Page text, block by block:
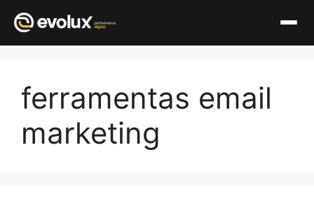
conteúdo
ferramentas email
marketing